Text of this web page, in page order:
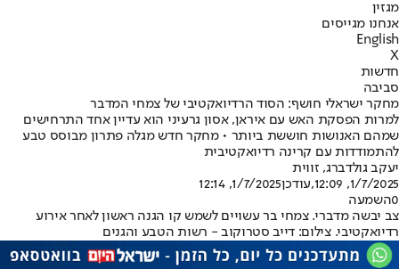
מגזין
אנחנו מגייסים
English
X
חדשות
סביבה
מחקר ישראלי חושף: הסוד הרדיואקטיבי של צמחי המדבר
למרות הפסקת האש עם איראן, אסון גרעיני הוא עדיין אחד התרחישים
שמהם האנושות חוששת ביותר • מחקר חדש מגלה פתרון מבוסס טבע
להתמודדות עם קרינה רדיואקטיבית
יעקב גולדברג, זווית
1/7/2025, 12:09
,עודכן1/7/2025, 12:14
0השמעה
צב יבשה מדברי. צמחי בר עשויים לשמש קו הגנה ראשון לאחר אירוע
רדיואקטיבי. צילום: דייב סטרוקוב - רשות הטבע והגנים